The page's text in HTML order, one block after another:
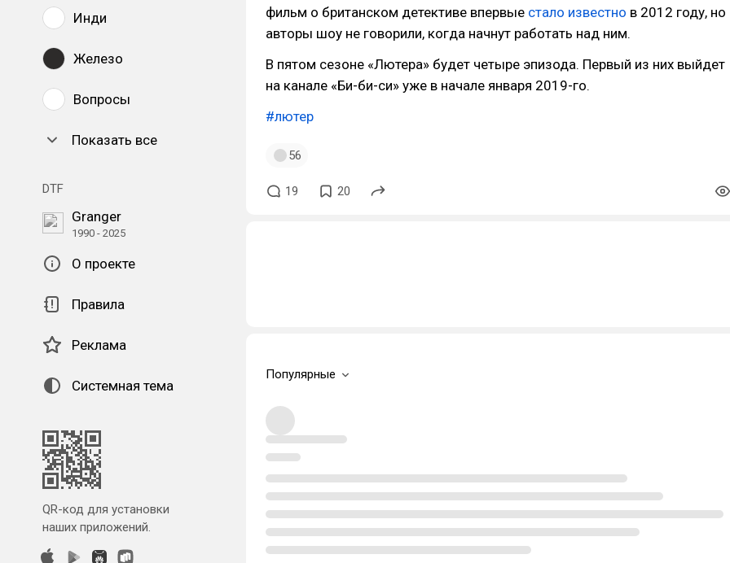
Инди
Железо
Вопросы
Показать все
DTF
Granger
1990 - 2025
О проекте
Правила
Реклама
Системная тема
QR-код для установки
наших приложений.
фильм о британском детективе впервые стало известно в 2012 году, но
авторы шоу не говорили, когда начнут работать над ним.
В пятом сезоне «Лютера» будет четыре эпизода. Первый из них выйдет
на канале «Би-би-си» уже в начале января 2019-го.
#лютер
56
19 20
Популярные